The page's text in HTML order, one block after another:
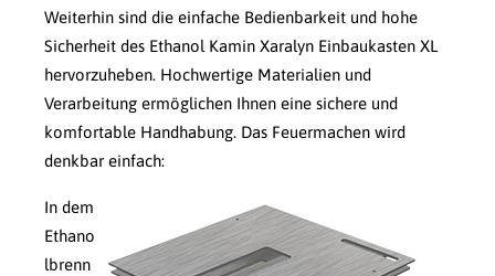
Weiterhin sind die einfache Bedienbarkeit und hohe
Sicherheit des Ethanol Kamin Xaralyn Einbaukasten XL
hervorzuheben. Hochwertige Materialien und
Verarbeitung ermöglichen Ihnen eine sichere und
komfortable Handhabung. Das Feuermachen wird
denkbar einfach:
In dem
Ethano
lbrenn